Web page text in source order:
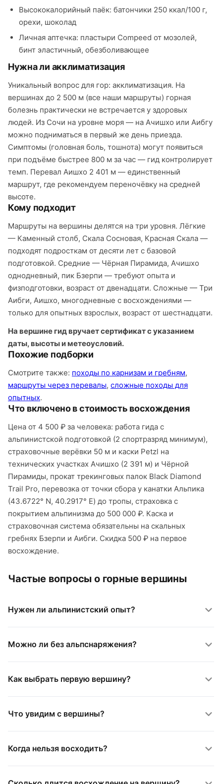
Высококалорийный паёк: батончики 250 ккал/100 г,
орехи, шоколад
Личная аптечка: пластыри Compeed от мозолей,
бинт эластичный, обезболивающее
Нужна ли акклиматизация
Уникальный вопрос для гор: акклиматизация. На
вершинах до 2 500 м (все наши маршруты) горная
болезнь практически не встречается у здоровых
людей. Из Сочи на уровне моря — на Ачишхо или Аибгу
можно подниматься в первый же день приезда.
Симптомы (головная боль, тошнота) могут появиться
при подъёме быстрее 800 м за час — гид контролирует
темп. Перевал Аишхо 2 401 м — единственный
маршрут, где рекомендуем переночёвку на средней
высоте.
Кому подходит
Маршруты на вершины делятся на три уровня. Лёгкие
— Каменный столб, Скала Сосновая, Красная Скала —
подходят подросткам от десяти лет с базовой
подготовкой. Средние — Чёрная Пирамида, Ачишхо
однодневный, пик Бзерпи — требуют опыта и
физподготовки, возраст от двенадцати. Сложные — Три
Аибги, Аишхо, многодневные с восхождениями —
только для опытных взрослых, возраст от шестнадцати.
На вершине гид вручает сертификат с указанием
даты, высоты и метеоусловий.
Похожие подборки
Смотрите также: походы по карнизам и гребням,
маршруты через перевалы, сложные походы для
опытных.
Что включено в стоимость восхождения
Цена от 4 500 ₽ за человека: работа гида с
альпинистской подготовкой (2 спортразряд минимум),
страховочные верёвки 50 м и каски Petzl на
технических участках Ачишхо (2 391 м) и Чёрной
Пирамиды, прокат трекинговых палок Black Diamond
Trail Pro, перевозка от точки сбора у канатки Альпика
(43.6722° N, 40.2917° E) до тропы, страховка с
покрытием альпинизма до 500 000 ₽. Каска и
страховочная система обязательны на скальных
гребнях Бзерпи и Аибги. Скидка 500 ₽ на первое
восхождение.
Частые вопросы о горные вершины
Нужен ли альпинистский опыт?
Можно ли без альпснаряжения?
Как выбрать первую вершину?
Что увидим с вершины?
Когда нельзя восходить?